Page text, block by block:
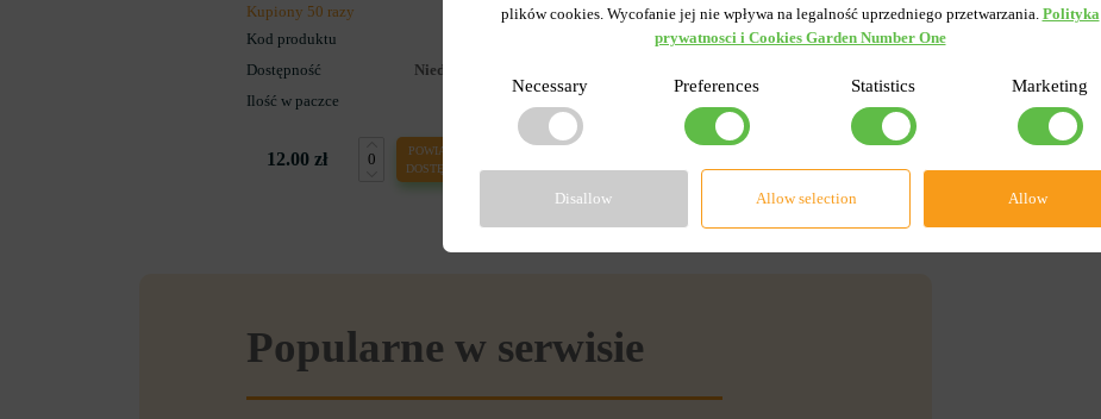
Kupiony 50 razy
Kod produktu
Dostępność
Niedostępny
Ilość w paczce
12.00 zł
POWIADOM O
DOSTĘPNOŚCI
Popularne w serwisie
plików cookies. Wycofanie jej nie wpływa na legalność uprzedniego przetwarzania. Polityka
prywatnosci i Cookies Garden Number One
Necessary Preferences Statistics Marketing
Disallow Allow selection Allow